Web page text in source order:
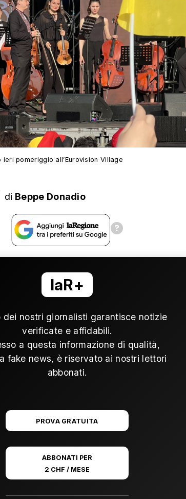
pomeriggio all’Eurovision Village
di Beppe Donadio
laR+
dei nostri giornalisti garantisce notizie
verificate e affidabili.
a questa informazione di qualità,
fake news, è riservato ai nostri lettori
abbonati.
PROVA GRATUITA
ABBONATI PER
2 CHF / MESE